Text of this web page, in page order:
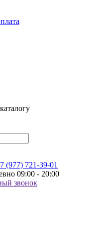
(977) 721-39-01
09:00 - 20:00
звонок